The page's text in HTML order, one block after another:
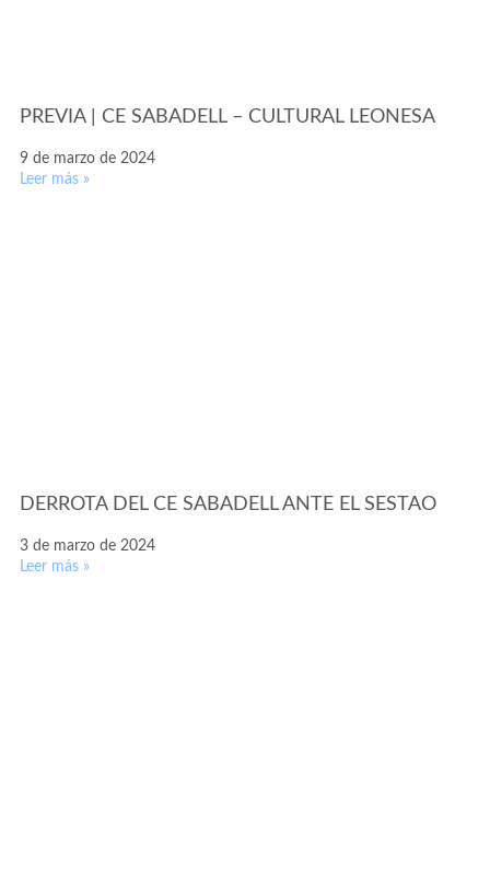
PREVIA | CE SABADELL – CULTURAL LEONESA
9 de marzo de 2024
Leer más »
DERROTA DEL CE SABADELL ANTE EL SESTAO
3 de marzo de 2024
Leer más »